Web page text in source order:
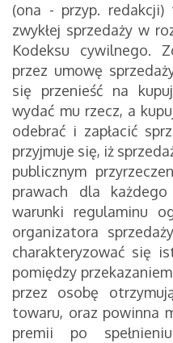
(ona - przyp.
zwykłej sprzedaży w
Kodeksu cywilnego.
przez umowę
się przenieść na
wydać mu rzecz, a
odebrać i zapłacić
przyjmuje się, iż
publicznym
prawach dla
warunki regulaminu
organizatora
charakteryzować się
pomiędzy
przez osobę
towaru, oraz powinna
premii po